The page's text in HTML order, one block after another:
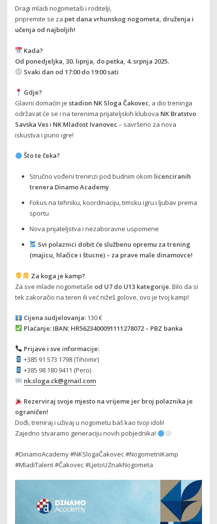
Dragi mladi nogometaši i roditelji,
pripremite se za pet dana vrhunskog nogometa, druženja i
učenja od najboljih!
Kada?
Od ponedjeljka, 30. lipnja, do petka, 4. srpnja 2025.
Svaki dan od 17:00 do 19:00 sati
Gdje?
Glavni domaćin jestadion NK Sloga Čakovec, a dio treninga
održavat će se i na terenima prijateljskih klubova NK Bratstvo
Savska Vesi NK Mladost Ivanovec – savršeno za nova
iskustva i puno igre!
Što te čeka?
Stručno vođeni treninzi pod budnim okom licenciranih
trenera Dinamo Academy
Fokus na tehniku, koordinaciju, timsku igru i ljubav prema
sportu
Nova prijateljstva i nezaboravne uspomene
Svi polaznici dobit će službenu opremu za trening
(majicu, hlačice i štucne) – za prave male dinamovce!
Za koga je kamp?
Za sve mlade nogometaše od U7 do U13 kategorije. Bilo da si
tek zakoračio na teren ili već nižeš golove, ovo je tvoj kamp!
Cijena sudjelovanja: 130 €
Plaćanje: IBAN: HR5623400091111278072 – PBZ banka
Prijave i sve informacije:
+385 91 573 1798 (Tihomir)
+385 98 180 9411 (Pero)
nk.sloga.ck@gmail.com
Rezerviraj svoje mjesto na vrijeme jer broj polaznika je
ograničen!
Dođi, treniraj i uživaj u nogometu baš kao tvoji idoli!
Zajedno stvaramo generaciju novih pobjednika!
#DinamoAcademy #NKSlogaČakovec #NogometniKamp
#MladiTalent #Čakovec #LjetoUZnakNogometa